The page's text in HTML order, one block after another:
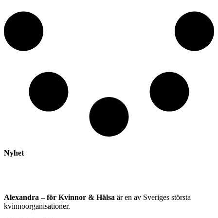
Nyhet
Alexandra – för Kvinnor & Hälsa är en av Sveriges största
kvinnoorganisationer.